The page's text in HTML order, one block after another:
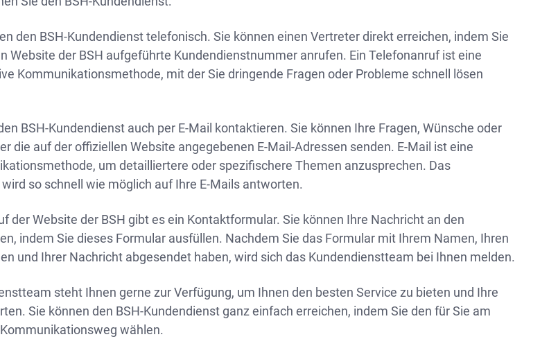
den BSH-Kundendienst telefonisch. Sie können einen Vertreter direkt erreichen, indem Sie
Website der BSH aufgeführte Kundendienstnummer anrufen. Ein Telefonanruf ist eine
Kommunikationsmethode, mit der Sie dringende Fragen oder Probleme schnell lösen
BSH-Kundendienst auch per E-Mail kontaktieren. Sie können Ihre Fragen, Wünsche oder
die auf der offiziellen Website angegebenen E-Mail-Adressen senden. E-Mail ist eine
um detailliertere oder spezifischere Themen anzusprechen. Das
so schnell wie möglich auf Ihre E-Mails antworten.
der Website der BSH gibt es ein Kontaktformular. Sie können Ihre Nachricht an den
indem Sie dieses Formular ausfüllen. Nachdem Sie das Formular mit Ihrem Namen, Ihren
und Ihrer Nachricht abgesendet haben, wird sich das Kundendienstteam bei Ihnen melden.
steht Ihnen gerne zur Verfügung, um Ihnen den besten Service zu bieten und Ihre
Sie können den BSH-Kundendienst ganz einfach erreichen, indem Sie den für Sie am
wählen.